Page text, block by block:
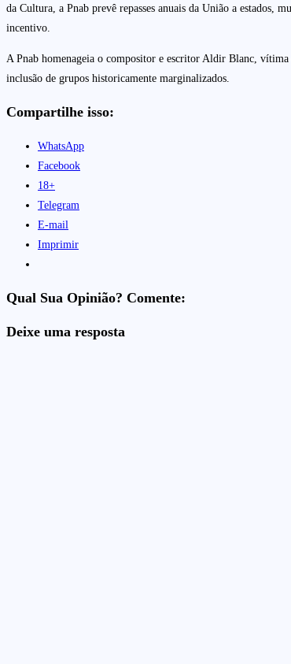
da Cultura, a Pnab prevê repasses anuais da União a estados,
incentivo.
A Pnab homenageia o compositor e escritor Aldir Blanc,
inclusão de grupos historicamente marginalizados.
Compartilhe isso:
WhatsApp
Facebook
18+
Telegram
E-mail
Imprimir
Qual Sua Opinião? Comente:
Deixe uma resposta